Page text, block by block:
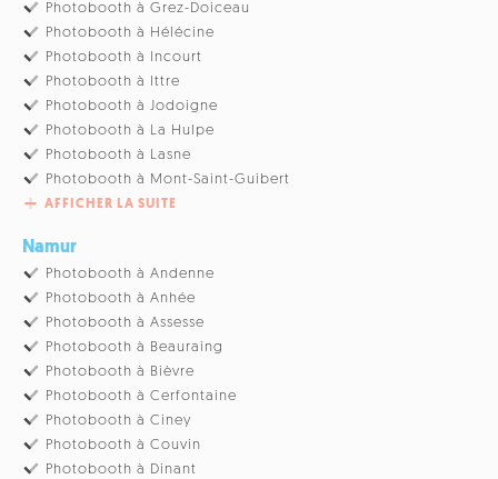
Photobooth à Grez-Doiceau
Photobooth à Hélécine
Photobooth à Incourt
Photobooth à Ittre
Photobooth à Jodoigne
Photobooth à La Hulpe
Photobooth à Lasne
Photobooth à Mont-Saint-Guibert
AFFICHER LA SUITE
Namur
Photobooth à Andenne
Photobooth à Anhée
Photobooth à Assesse
Photobooth à Beauraing
Photobooth à Bièvre
Photobooth à Cerfontaine
Photobooth à Ciney
Photobooth à Couvin
Photobooth à Dinant